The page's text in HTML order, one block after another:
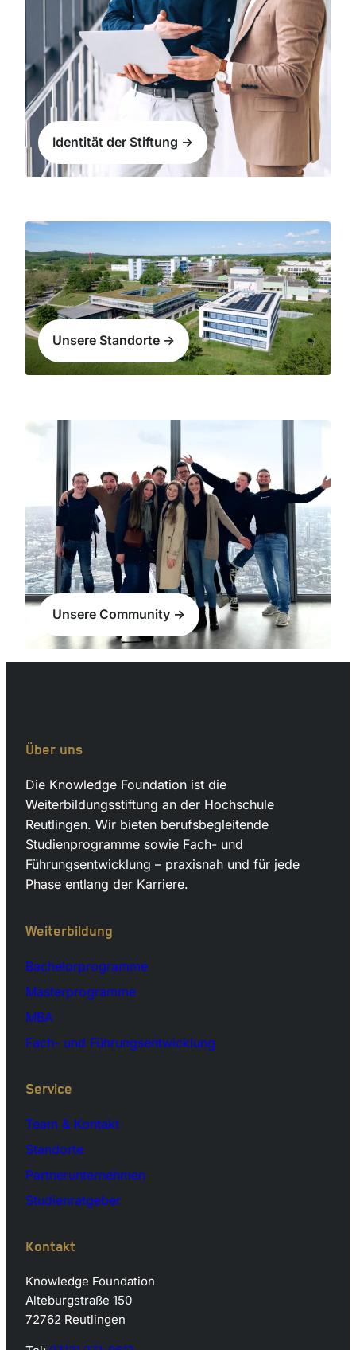
Identität der Stiftung ->
Unsere Standorte ->
Unsere Community ->
Über uns
Die Knowledge Foundation ist die
Weiterbildungsstiftung an der Hochschule
Reutlingen. Wir bieten berufsbegleitende
Studienprogramme sowie Fach- und
Führungsentwicklung – praxisnah und für jede
Phase entlang der Karriere.
Weiterbildung
Bachelorprogramme
Masterprogramme
MBA
Fach- und Führungsentwicklung
Service
Team & Kontakt
Standorte
Partnerunternehmen
Studienratgeber
Kontakt
Knowledge Foundation
Alteburgstraße 150
72762 Reutlingen